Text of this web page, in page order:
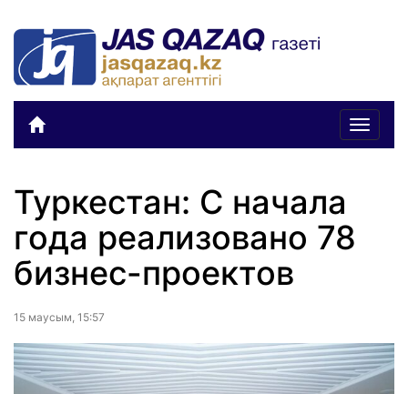
Toggle
Туркестан: С начала
года реализовано 78
бизнес-проектов
15 маусым, 15:57